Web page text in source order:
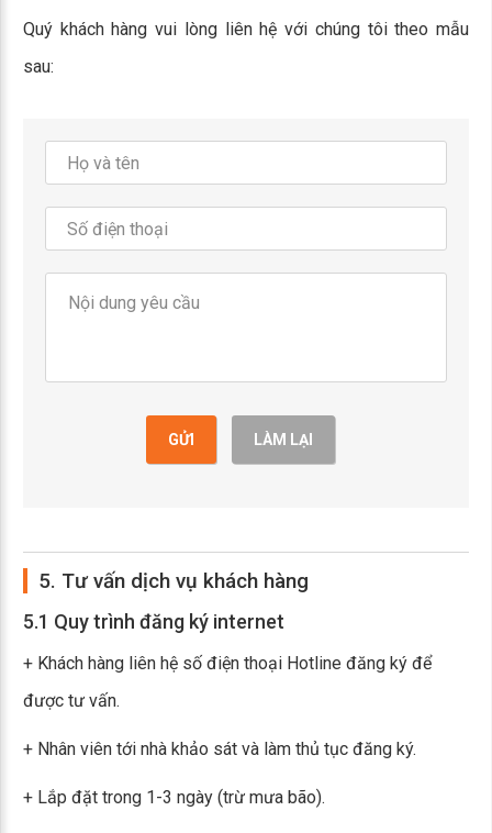
Quý khách hàng vui lòng liên hệ với chúng tôi theo mẫu
sau:
GỬI LÀM LẠI
5. Tư vấn dịch vụ khách hàng
5.1 Quy trình đăng ký internet
+ Khách hàng liên hệ số điện thoại Hotline đăng ký để
được tư vấn.
+ Nhân viên tới nhà khảo sát và làm thủ tục đăng ký.
+ Lắp đặt trong 1-3 ngày (trừ mưa bão).